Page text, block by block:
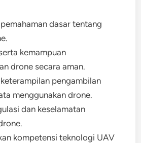
dasar tentang
kemampuan
drone secara aman.
pengambilan
menggunakan drone.
dan keselamatan
kompetensi teknologi UAV